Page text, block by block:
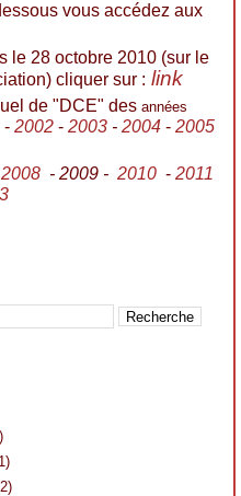
vous accédez aux
le 28 octobre 2010 (sur le
cliquer sur : link
de "DCE" des années
- 2002 - 2003 - 2004 - 2005
2008 - 2009 - 2010 - 2011